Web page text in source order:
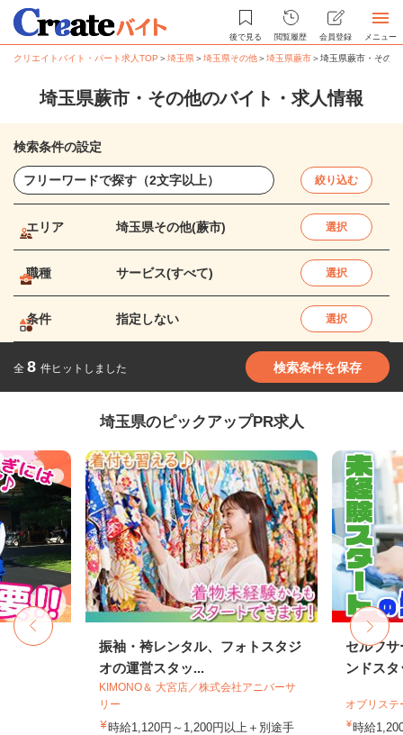
後で見る 閲覧履歴 会員登録 メニュー
クリエイトバイト・パート求人TOP ＞埼玉県＞埼玉県その他＞埼玉県蕨市＞埼玉県蕨市・その
埼玉県蕨市・その他のバイト・求人情報
検索条件の設定
絞り込む
エリア 埼玉県その他(蕨市) 選択
職種 サービス(すべて) 選択
条件 指定しない 選択
全 8 件ヒットしました 検索条件を保存
埼玉県のピックアップPR求人
振袖・袴レンタル、フォトスタジ
オの運営スタッ...
KIMONO＆ 大宮店／株式会社アニバーサ
リー
時給1,120円～1,200円以上＋別途手
セルフ
ンドスタ
オブリス
時給